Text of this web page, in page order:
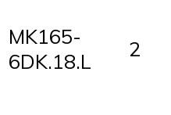
MK165-
6DK.18.L
2